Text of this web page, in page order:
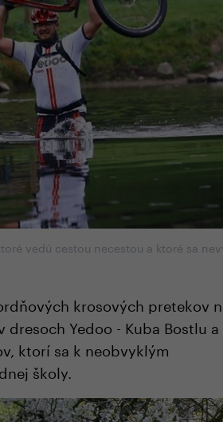
vedú cestou necestou a ktoré sa
krosových pretekov
Yedoo - Kuba Bostlu a
ktorí sa k neobvyklým
školy.